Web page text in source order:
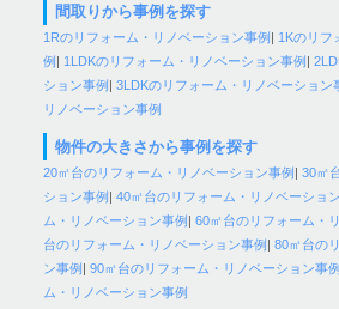
間取りから事例を探す
1Rのリフォーム・リノベーション事例| 1Kのリフ
例| 1LDKのリフォーム・リノベーション事例|
ション事例|3LDKのリフォーム・リノベーション
リノベーション事例
物件の大きさから事例を探す
20㎡台のリフォーム・リノベーション事例|30㎡
ション事例|40㎡台のリフォーム・リノベーショ
ム・リノベーション事例|60㎡台のリフォーム・
台のリフォーム・リノベーション事例|80㎡台の
ン事例|90㎡台のリフォーム・リノベーション事例
ム・リノベーション事例